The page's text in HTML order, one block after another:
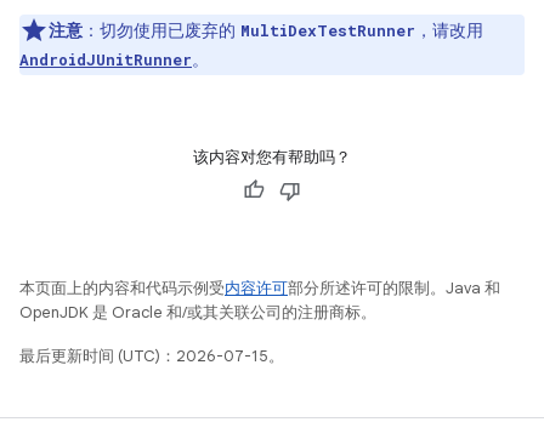
注意 ：切勿使用已废弃的 MultiDexTestRunner ，请改用
AndroidJUnitRunner。
该内容对您有帮助吗？
本页面上的内容和代码示例受内容许可部分所述许可的限制。Java 和
OpenJDK 是 Oracle 和/或其关联公司的注册商标。
最后更新时间 (UTC)：2026-07-15。